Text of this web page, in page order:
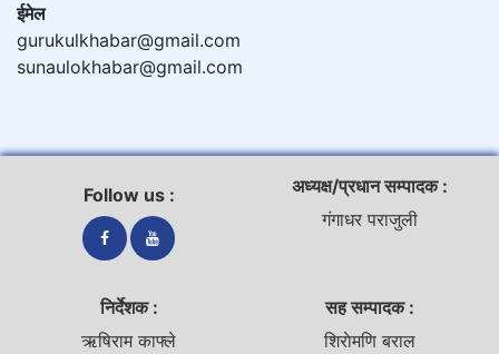
ईमेल
gurukulkhabar@gmail.com
sunaulokhabar@gmail.com
Follow us :
अध्यक्ष/प्रधान सम्पादक :
गंगाधर पराजुली
निर्देशक :
ऋषिराम काफ्ले
सह सम्पादक :
शिराेमणि बराल